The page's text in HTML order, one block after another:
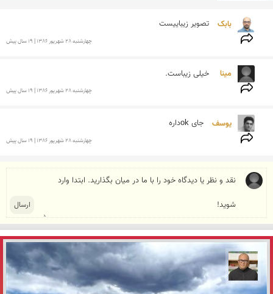
بابک تصویر زیباییست
چهارشنبه 28 شهريور 1386 | 19 سال پیش
مینا خیلی زیباست.
چهارشنبه 28 شهريور 1386 | 19 سال پیش
یوسف جای okداره
چهارشنبه 28 شهريور 1386 | 19 سال پیش
مازیار ذاکری